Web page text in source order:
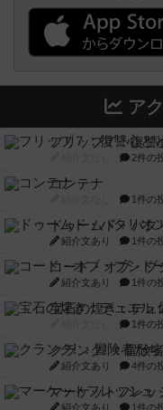
ア
フリップ７：復讐
2件の
コンテナ
1件の
ドゥームド・バタ
紹介文あり 1件の
コード・オブ・
紹介文あり 1件の
宝石の煌き：デュ
1件の
クランク! ：冒険
紹介文あり 4件の
マーケットフレッ
紹介文あり 1件の